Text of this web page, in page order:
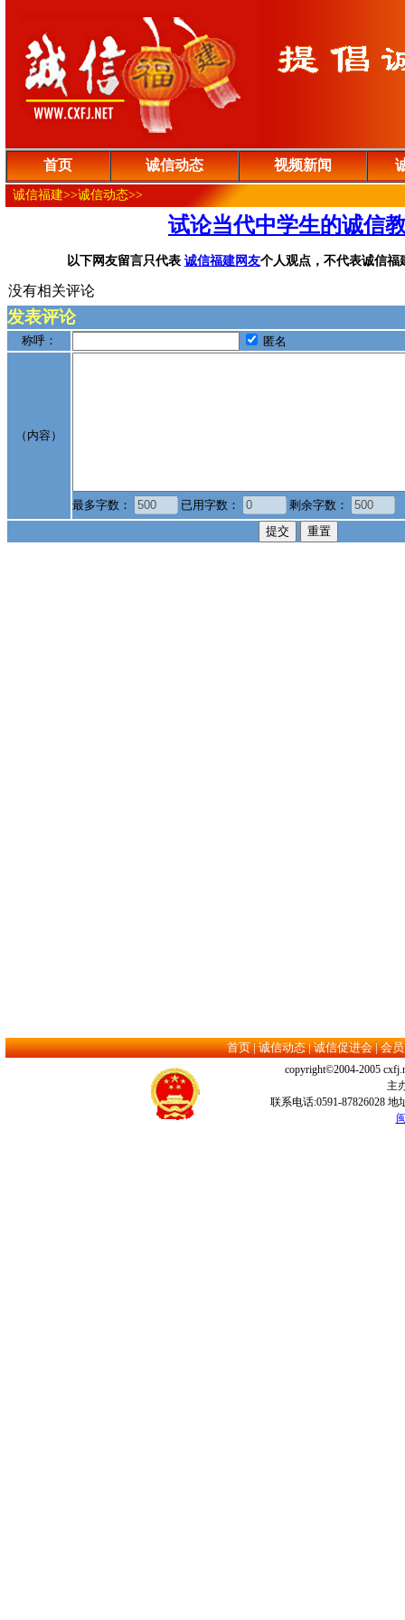
首页 诚信动态 视频新闻
诚信福建>>诚信动态>>
试论当代中学生的诚信
以下网友留言只代表 诚信福建网友个人观点，不代表诚信
没有相关评论
发表评论
称呼： 匿名
（内容）
最多字数： 已用字数： 剩余字数：
首页|诚信动态|诚信促进会|会
copyright©2004-2005
主
联系电话:0591-87826028